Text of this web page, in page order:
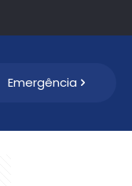
Emergência